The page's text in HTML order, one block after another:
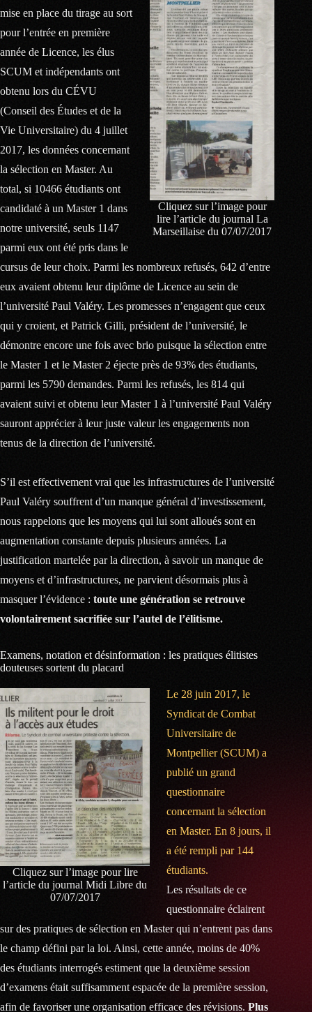
Cliquez sur l’image pour
lire l’article du journal La
Marseillaise du 07/07/2017
mise en place du tirage au sort
pour l’entrée en première
année de Licence, les élus
SCUM et indépendants ont
obtenu lors du CÉVU
(Conseil des Études et de la
Vie Universitaire) du 4 juillet
2017, les données concernant
la sélection en Master. Au
total, si 10466 étudiants ont
candidaté à un Master 1 dans
notre université, seuls 1147
parmi eux ont été pris dans le
cursus de leur choix. Parmi les nombreux refusés, 642 d’entre
eux avaient obtenu leur diplôme de Licence au sein de
l’université Paul Valéry. Les promesses n’engagent que ceux
qui y croient, et Patrick Gilli, président de l’université, le
démontre encore une fois avec brio puisque la sélection entre
le Master 1 et le Master 2 éjecte près de 93% des étudiants,
parmi les 5790 demandes. Parmi les refusés, les 814 qui
avaient suivi et obtenu leur Master 1 à l’université Paul Valéry
sauront apprécier à leur juste valeur les engagements non
tenus de la direction de l’université.
S’il est effectivement vrai que les infrastructures de l’université
Paul Valéry souffrent d’un manque général d’investissement,
nous rappelons que les moyens qui lui sont alloués sont en
augmentation constante depuis plusieurs années. La
justification martelée par la direction, à savoir un manque de
moyens et d’infrastructures, ne parvient désormais plus à
masquer l’évidence : toute une génération se retrouve
volontairement sacrifiée sur l’autel de l’élitisme.
Examens, notation et désinformation : les pratiques élitistes
douteuses sortent du placard
Cliquez sur l’image pour lire
l’article du journal Midi Libre du
07/07/2017
Le 28 juin 2017, le
Syndicat de Combat
Universitaire de
Montpellier (SCUM) a
publié un grand
questionnaire
concernant la sélection
en Master. En 8 jours, il
a été rempli par 144
étudiants.
Les résultats de ce
questionnaire éclairent
sur des pratiques de sélection en Master qui n’entrent pas dans
le champ défini par la loi. Ainsi, cette année, moins de 40%
des étudiants interrogés estiment que la deuxième session
d’examens était suffisamment espacée de la première session,
afin de favoriser une organisation efficace des révisions. Plus